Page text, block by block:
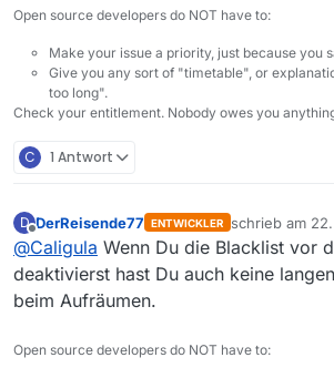
Open source developers do NOT have to:
Make your issue a priority, just because you
Give you any sort of "timetable", or
too long".
Check your entitlement. Nobody owes you
C 1 Antwort
D
Offline
DerReisende77 ENTWICKLER schrieb am
zuletzt editiert
@Caligula Wenn Du die Blacklist vor
deaktivierst hast Du auch keine
beim Aufräumen.
Open source developers do NOT have to: